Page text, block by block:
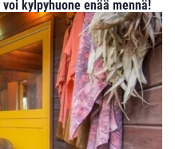
kylpyhuone enää mennä!